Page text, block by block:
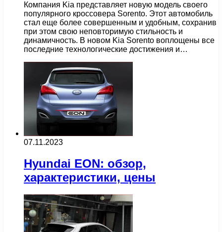
Компания Kia представляет новую модель своего
популярного кроссовера Sorento. Этот автомобиль
стал еще более совершенным и удобным, сохранив
при этом свою неповторимую стильность и
динамичность. В новом Kia Sorento воплощены все
последние технологические достижения и…
07.11.2023
Hyundai EON: обзор,
характеристики, цены